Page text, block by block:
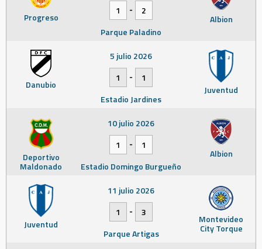
Progreso Albion
1
-
2
Parque Paladino
Danubio Juventud
5 julio 2026
1
-
1
Estadio Jardines
Deportivo
Maldonado
Albion
10 julio 2026
1
-
1
Estadio Domingo Burgueño
Juventud Montevideo
City Torque
11 julio 2026
1
-
3
Parque Artigas